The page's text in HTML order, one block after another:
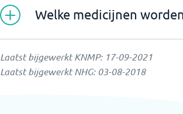
Welke medicijnen
Laatst bijgewerkt KNMP: 17-09-2021
Laatst bijgewerkt NHG: 03-08-2018